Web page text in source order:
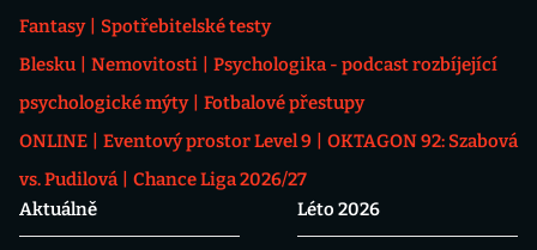
Fantasy
Spotřebitelské testy
Blesku
Nemovitosti
Psychologika - podcast rozbíjející
psychologické mýty
Fotbalové přestupy
ONLINE
Eventový prostor Level 9
OKTAGON 92: Szabová
vs. Pudilová
Chance Liga 2026/27
Aktuálně
Léto 2026